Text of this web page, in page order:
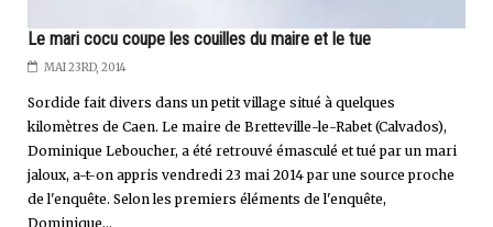
Le mari cocu coupe les couilles du maire et le tue
MAI 23RD, 2014
Sordide fait divers dans un petit village situé à quelques
kilomètres de Caen. Le maire de Bretteville-le-Rabet (Calvados),
Dominique Leboucher, a été retrouvé émasculé et tué par un mari
jaloux, a-t-on appris vendredi 23 mai 2014 par une source proche
de l'enquête. Selon les premiers éléments de l'enquête,
Dominique...